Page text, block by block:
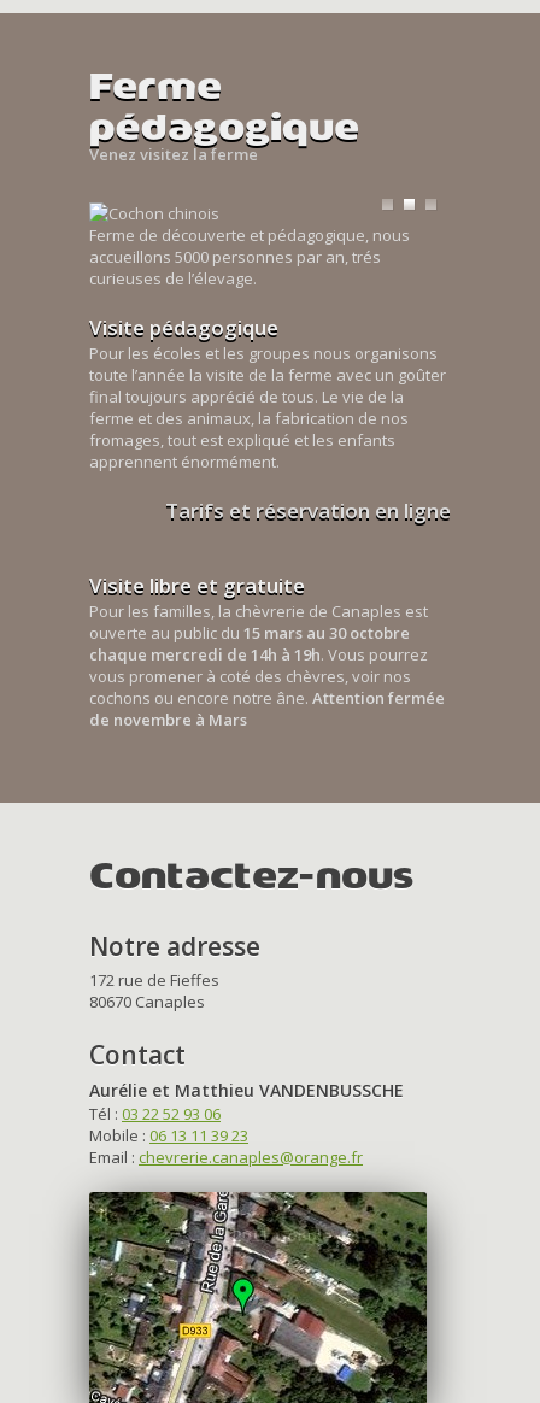
Ferme
pédagogique
Venez visitez la ferme
Ferme de découverte et pédagogique, nous
accueillons 5000 personnes par an, trés
curieuses de l’élevage.
Visite pédagogique
Pour les écoles et les groupes nous organisons
toute l’année la visite de la ferme avec un goûter
final toujours apprécié de tous. Le vie de la
ferme et des animaux, la fabrication de nos
fromages, tout est expliqué et les enfants
apprennent énormément.
Tarifs et réservation en ligne
Visite libre et gratuite
Pour les familles, la chèvrerie de Canaples est
ouverte au public du 15 mars au 30 octobre
chaque mercredi de 14h à 19h. Vous pourrez
vous promener à coté des chèvres, voir nos
cochons ou encore notre âne. Attention fermée
de novembre à Mars
Contactez-nous
Notre adresse
172 rue de Fieffes
80670 Canaples
Contact
Aurélie et Matthieu VANDENBUSSCHE
Tél : 03 22 52 93 06
Mobile : 06 13 11 39 23
Email : chevrerie.canaples@orange.fr